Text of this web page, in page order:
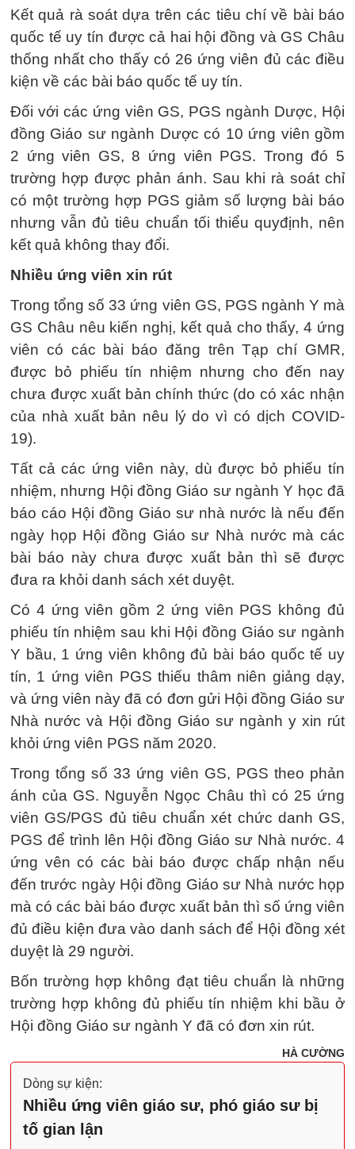
Kết quả rà soát dựa trên các tiêu chí về bài báo
quốc tế uy tín được cả hai hội đồng và GS Châu
thống nhất cho thấy có 26 ứng viên đủ các điều
kiện về các bài báo quốc tế uy tín.
Đối với các ứng viên GS, PGS ngành Dược, Hội
đồng Giáo sư ngành Dược có 10 ứng viên gồm
2 ứng viên GS, 8 ứng viên PGS. Trong đó 5
trường hợp được phản ánh. Sau khi rà soát chỉ
có một trường hợp PGS giảm số lượng bài báo
nhưng vẫn đủ tiêu chuẩn tối thiểu quyđịnh, nên
kết quả không thay đổi.
Nhiều ứng viên xin rút
Trong tổng số 33 ứng viên GS, PGS ngành Y mà
GS Châu nêu kiến nghị, kết quả cho thấy, 4 ứng
viên có các bài báo đăng trên Tạp chí GMR,
được bỏ phiếu tín nhiệm nhưng cho đến nay
chưa được xuất bản chính thức (do có xác nhận
của nhà xuất bản nêu lý do vì có dịch COVID-
19).
Tất cả các ứng viên này, dù được bỏ phiếu tín
nhiệm, nhưng Hội đồng Giáo sư ngành Y học đã
báo cáo Hội đồng Giáo sư nhà nước là nếu đến
ngày họp Hội đồng Giáo sư Nhà nước mà các
bài báo này chưa được xuất bản thì sẽ được
đưa ra khỏi danh sách xét duyệt.
Có 4 ứng viên gồm 2 ứng viên PGS không đủ
phiếu tín nhiệm sau khi Hội đồng Giáo sư ngành
Y bầu, 1 ứng viên không đủ bài báo quốc tế uy
tín, 1 ứng viên PGS thiếu thâm niên giảng dạy,
và ứng viên này đã có đơn gửi Hội đồng Giáo sư
Nhà nước và Hội đồng Giáo sư ngành y xin rút
khỏi ứng viên PGS năm 2020.
Trong tổng số 33 ứng viên GS, PGS theo phản
ánh của GS. Nguyễn Ngọc Châu thì có 25 ứng
viên GS/PGS đủ tiêu chuẩn xét chức danh GS,
PGS để trình lên Hội đồng Giáo sư Nhà nước. 4
ứng vên có các bài báo được chấp nhận nếu
đến trước ngày Hội đồng Giáo sư Nhà nước họp
mà có các bài báo được xuất bản thì số ứng viên
đủ điều kiện đưa vào danh sách để Hội đồng xét
duyệt là 29 người.
Bốn trường hợp không đạt tiêu chuẩn là những
trường hợp không đủ phiếu tín nhiệm khi bầu ở
Hội đồng Giáo sư ngành Y đã có đơn xin rút.
HÀ CƯỜNG
Dòng sự kiện:
Nhiều ứng viên giáo sư, phó giáo sư bị
tố gian lận